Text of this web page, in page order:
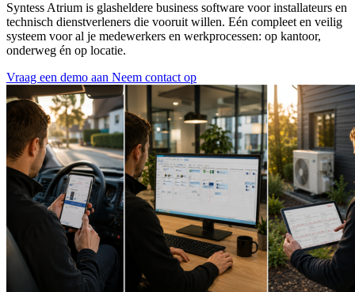
Syntess Atrium is glasheldere business software voor installateurs en
technisch dienstverleners die vooruit willen. Eén compleet en veilig
systeem voor al je medewerkers en werkprocessen: op kantoor,
onderweg én op locatie.
Vraag een demo aan Neem contact op